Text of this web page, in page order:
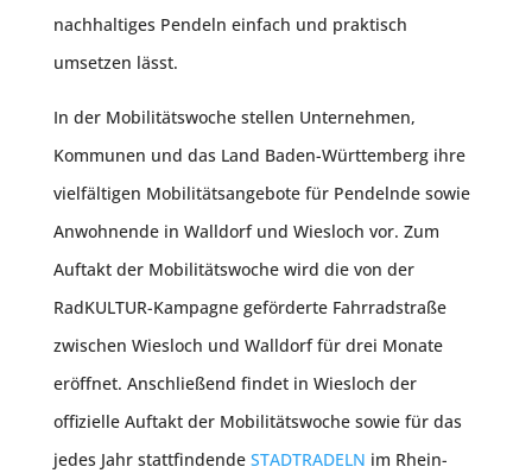
nachhaltiges Pendeln einfach und praktisch
umsetzen lässt.
In der Mobilitätswoche stellen Unternehmen,
Kommunen und das Land Baden-Württemberg ihre
vielfältigen Mobilitätsangebote für Pendelnde sowie
Anwohnende in Walldorf und Wiesloch vor. Zum
Auftakt der Mobilitätswoche wird die von der
RadKULTUR-Kampagne geförderte Fahrradstraße
zwischen Wiesloch und Walldorf für drei Monate
eröffnet. Anschließend findet in Wiesloch der
offizielle Auftakt der Mobilitätswoche sowie für das
jedes Jahr stattfindende STADTRADELN im Rhein-